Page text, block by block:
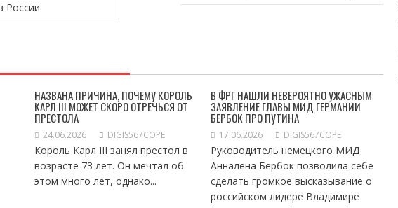
России
НАЗВАНА ПРИЧИНА, ПОЧЕМУ КОРОЛЬ
КАРЛ III МОЖЕТ СКОРО ОТРЕЧЬСЯ ОТ
ПРЕСТОЛА
24.06.2026 DIGIS567COPE
Король Карл III занял престол в
возрасте 73 лет. Он мечтал об
этом много лет, однако...
В ФРГ НАШЛИ НЕВЕРОЯТНО УЖАСНЫМ
ЗАЯВЛЕНИЕ ГЛАВЫ МИД ГЕРМАНИИ
БЕРБОК ПРО ПУТИНА
17.06.2026 DIGIS567COPE
Руководитель немецкого МИД
Анналена Бербок позволила себе
сделать громкое высказывание о
российском лидере Владимире